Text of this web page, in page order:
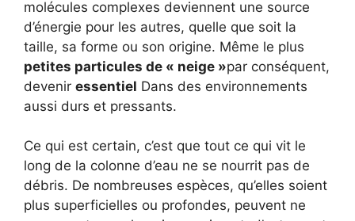
molécules complexes deviennent une source
d’énergie pour les autres, quelle que soit la
taille, sa forme ou son origine. Même le plus
petites particules de « neige »par conséquent,
devenir essentiel Dans des environnements
aussi durs et pressants.
Ce qui est certain, c’est que tout ce qui vit le
long de la colonne d’eau ne se nourrit pas de
débris. De nombreuses espèces, qu’elles soient
plus superficielles ou profondes, peuvent ne